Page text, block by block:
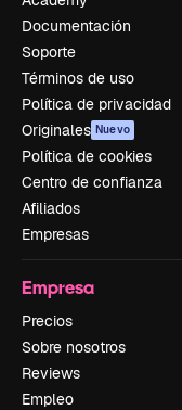
Documentación
Soporte
Términos de uso
Política de privacidad
Originales Nuevo
Política de cookies
Centro de confianza
Afiliados
Empresas
Empresa
Precios
Sobre nosotros
Reviews
Empleo